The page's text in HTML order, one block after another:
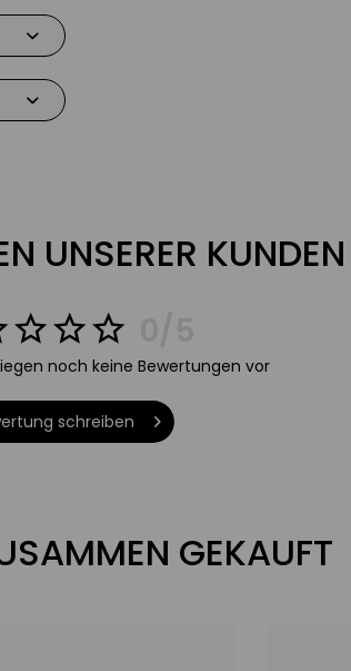
UNSERER KUNDEN
noch keine Bewertungen vor
schreiben
GEKAUFT